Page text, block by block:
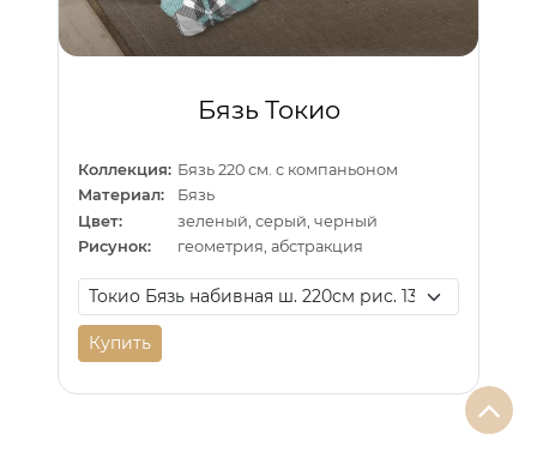
Бязь Токио
Коллекция: Бязь 220 см. с компаньоном
Материал:
Бязь
Цвет:
зеленый, серый, черный
Рисунок:
геометрия, абстракция
Купить